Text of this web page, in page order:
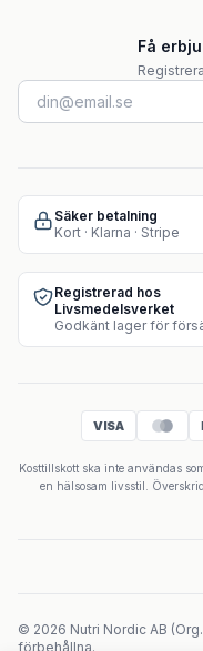
Få
Säker betalning
Kort · Klarna · Stripe
Registrerad hos
Livsmedelsverket
VISA
Kosttillskott ska inte användas
en hälsosam livsstil.
© 2026 Nutri Nordic AB (
förbehållna.